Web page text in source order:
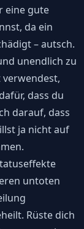
eine gute
da ein
– autsch.
unendlich zu
dass du
darauf, dass
ja nicht auf
untoten
Rüste dich